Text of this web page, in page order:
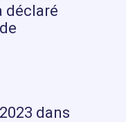
déclaré
dans